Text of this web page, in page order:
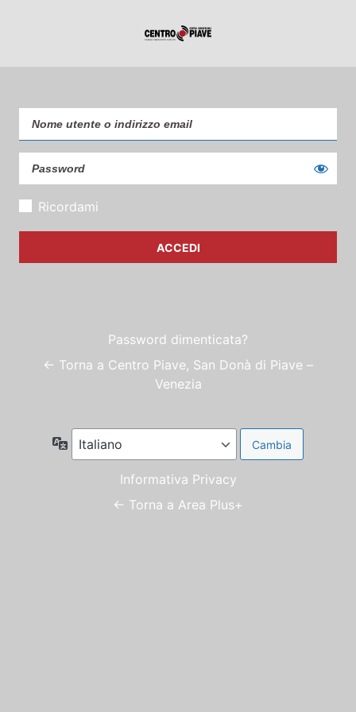
Ricordami
Password dimenticata?
← Torna a Centro Piave, San Donà di Piave –
Venezia
Lingua
Informativa Privacy
← Torna a Area Plus+